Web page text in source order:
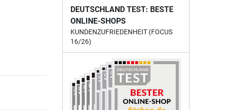
DEUTSCHLAND TEST: BESTE
ONLINE-SHOPS
KUNDENZUFRIEDENHEIT (FOCUS
16/26)